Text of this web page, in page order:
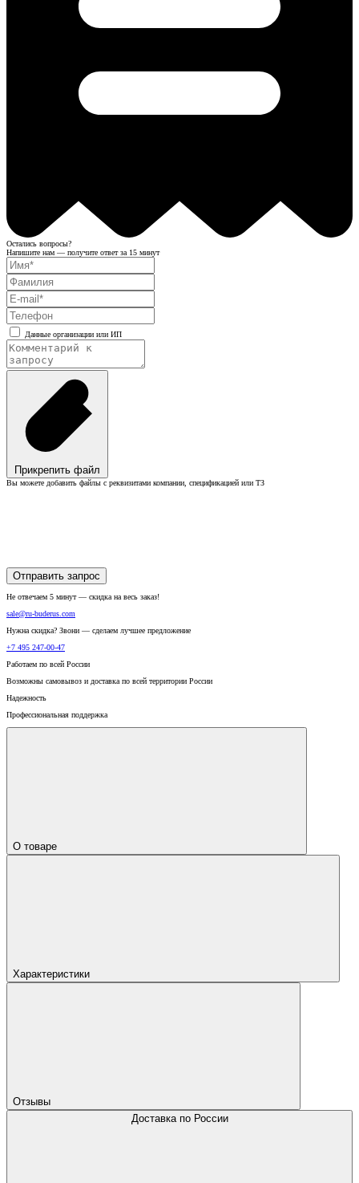
Остались вопросы?
Напишите нам — получите ответ за 15 минут
Данные организации или ИП
Прикрепить файл
Вы можете добавить файлы с реквизитами компании, спецификацией или ТЗ
Отправить запрос
Не отвечаем 5 минут — скидка на весь заказ!
sale@ru-buderus.com
Нужна скидка? Звони — сделаем лучшее предложение
+7 495 247-00-47
Работаем по всей России
Возможны самовывоз и доставка по всей территории России
Надежность
Профессиональная поддержка
О товаре
Характеристики
Отзывы
Доставка по России